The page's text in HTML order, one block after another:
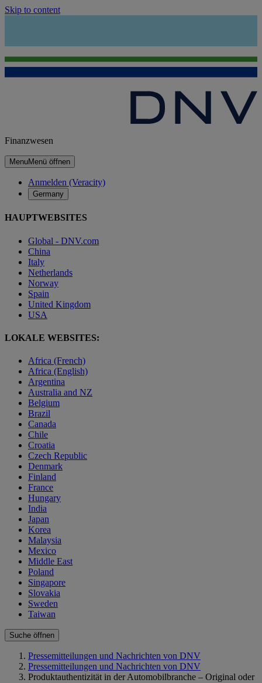
Skip to content
Finanzwesen
MenuMenü öffnen
Anmelden (Veracity)
Germany
HAUPTWEBSITES
Global - DNV.com
China
Italy
Netherlands
Norway
Spain
United Kingdom
USA
LOKALE WEBSITES:
Africa (French)
Africa (English)
Argentina
Australia and NZ
Belgium
Brazil
Canada
Chile
Croatia
Czech Republic
Denmark
Finland
France
Hungary
India
Japan
Korea
Malaysia
Mexico
Middle East
Poland
Singapore
Slovakia
Sweden
Taiwan
Suche öffnen
Pressemitteilungen und Nachrichten von DNV
Pressemitteilungen und Nachrichten von DNV
Produktauthentizität in der Automobilbranche – Original oder